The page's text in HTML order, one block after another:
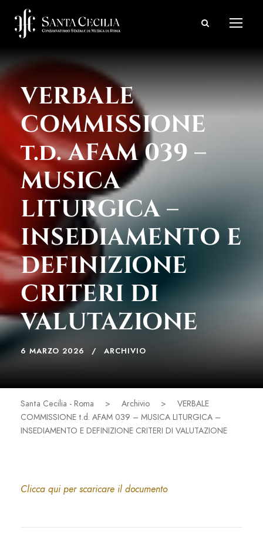
VERBALE
COMMISSIONE
t.d. AFAM 039 –
MUSICA
LITURGICA –
INSEDIAMENTO E
DEFINIZIONE
CRITERI DI
VALUTAZIONE
6 MARZO 2026 ARCHIVIO
Santa Cecilia - Roma > Archivio >
VERBALE
COMMISSIONE t.d. AFAM 039 – MUSICA LITURGICA –
INSEDIAMENTO E DEFINIZIONE CRITERI DI VALUTAZIONE
Clicca qui per scaricare il documento